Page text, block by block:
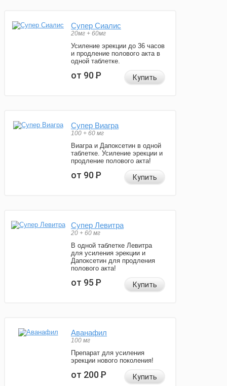
Супер Сиалис
20мг + 60мг
Усиление эрекции до 36 часов
и продление полового акта в
одной таблетке.
от 90Р Купить
Супер Виагра
100 + 60 мг
Виагра и Дапоксетин в одной
таблетке. Усиление эрекции и
продление полового акта!
от 90Р Купить
Супер Левитра
20 + 60 мг
В одной таблетке Левитра
для усиления эрекции и
Дапоксетин для продления
полового акта!
от 95Р Купить
Аванафил
100 мг
Препарат для усиления
эрекции нового поколения!
от 200Р Купить